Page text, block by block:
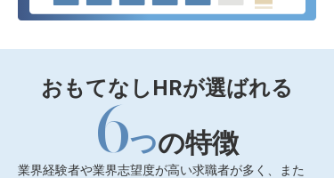
おもてなしHRが選ばれる
6つの特徴
業界経験者や業界志望度が高い求職者が多く、また